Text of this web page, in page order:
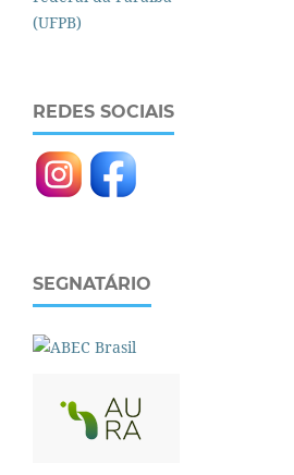
REDES SOCIAIS
SEGNATÁRIO